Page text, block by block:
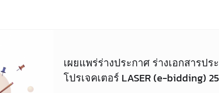
เผยแพร่ร่างประกาศ ร่างเอกสารป
โปรเจคเตอร์ LASER (e-bidding)